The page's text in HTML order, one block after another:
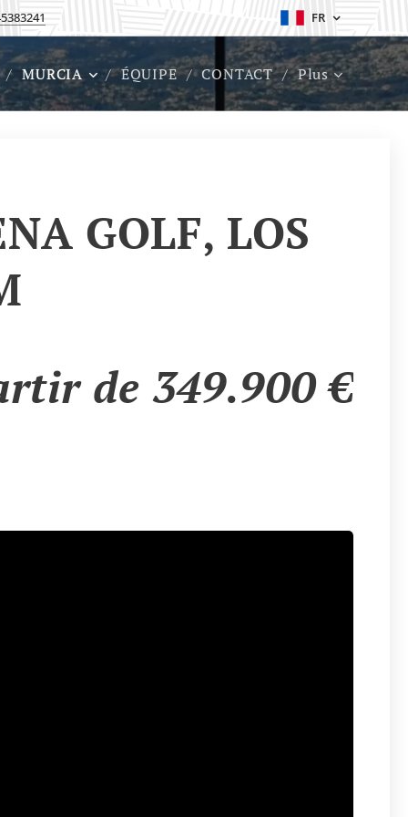
FR
MURCIA ÉQUIPE CONTACT Plus
GOLF, LOS
de 349.900 €